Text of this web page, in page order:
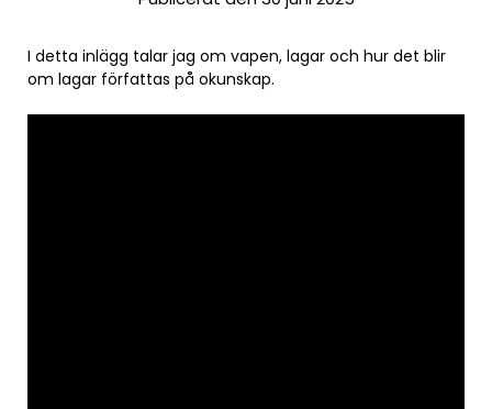
I detta inlägg talar jag om vapen, lagar och hur det blir
om lagar författas på okunskap.